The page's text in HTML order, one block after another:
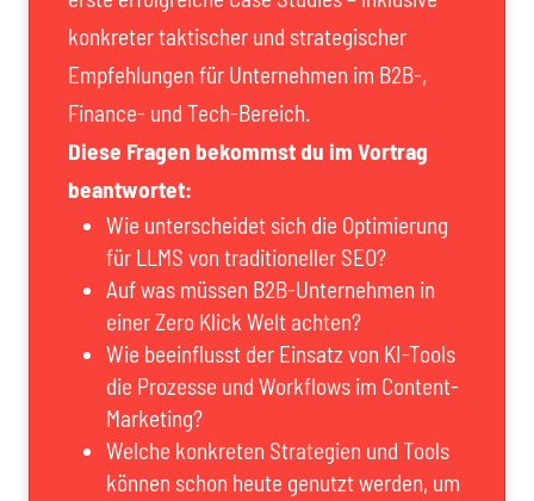
konkreter taktischer und strategischer
Empfehlungen für Unternehmen im B2B-,
Finance- und Tech-Bereich.
Diese Fragen bekommst du im Vortrag
beantwortet:
Wie unterscheidet sich die Optimierung
für LLMS von traditioneller SEO?
Auf was müssen B2B-Unternehmen in
einer Zero Klick Welt achten?
Wie beeinflusst der Einsatz von KI-Tools
die Prozesse und Workflows im Content-
Marketing?
Welche konkreten Strategien und Tools
können schon heute genutzt werden, um